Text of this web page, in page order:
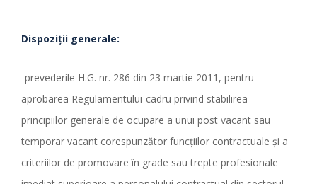
Dispoziții generale:
-prevederile H.G. nr. 286 din 23 martie 2011, pentru
aprobarea Regulamentului-cadru privind stabilirea
principiilor generale de ocupare a unui post vacant sau
temporar vacant corespunzător funcţiilor contractuale şi a
criteriilor de promovare în grade sau trepte profesionale